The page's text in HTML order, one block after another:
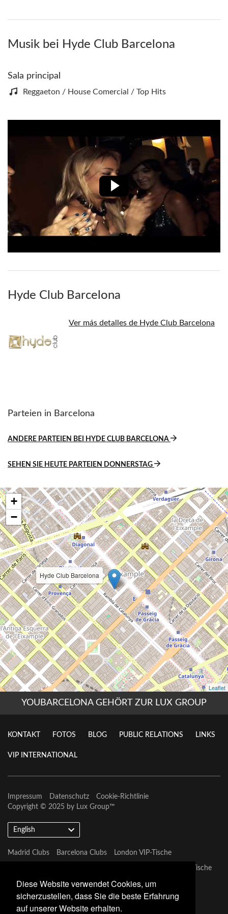
Diese Website verwendet Cookies, um
sicherzustellen, dass Sie die beste Erfahrung
auf unserer Website erhalten.
Musik bei Hyde Club Barcelona
Sala principal
Reggaeton / House Comercial / Top Hits
Hyde Club Barcelona
Ver más detalles de Hyde Club Barcelona
Parteien in Barcelona
ANDERE PARTEIEN BEI HYDE CLUB BARCELONA
SEHEN SIE HEUTE PARTEIEN DONNERSTAG
YOUBARCELONA GEHÖRT ZUR LUX GROUP
KONTAKT FOTOS BLOG PUBLIC RELATIONS LINKS
VIP INTERNATIONAL
Impressum Datenschutz
Cookie-Richtlinie
Copyright © 2025 by Lux Group™
English
Madrid Clubs Barcelona Clubs London VIP-Tische
Las Vegas VIP-Tische
Miami Vip Clubs